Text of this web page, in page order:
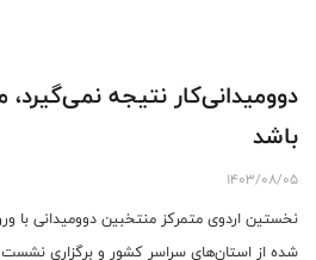
دوومیدانی‌کار نتیجه
باشد
1403/08/05
نخستین اردوی متمرکز منتخبین دوومیدانی با
شده از استان‌های سراسر کشور و برگزاری